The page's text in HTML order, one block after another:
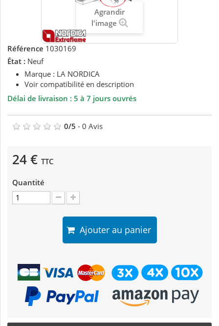
Agrandir
l'image
Référence 1030169
État : Neuf
Marque : LA NORDICA
Voir compatibilité en description
Délai de livraison : 5 à 7 jours ouvrés
0/5 - 0 Avis
24 € TTC
Quantité
Ajouter au panier